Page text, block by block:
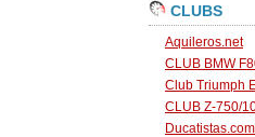
CLUBS
Aquileros.net
CLUB BMW
Club Triumph
CLUB Z-750/
Ducatistas.com